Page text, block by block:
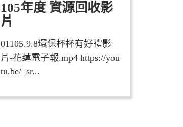
105年度 資源回收影
片
01105.9.8環保杯杯有好禮影
片-花蓮電子報.mp4 https://you
tu.be/_sr...